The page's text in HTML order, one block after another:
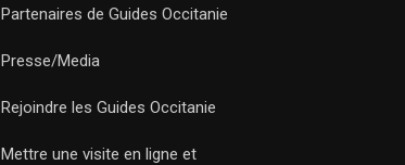
Partenaires de Guides Occitanie
Presse/Media
Rejoindre les Guides Occitanie
Mettre une visite en ligne et